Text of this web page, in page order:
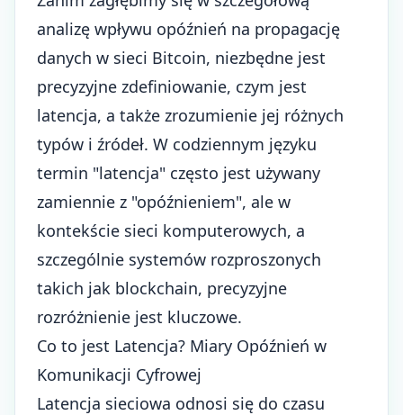
analizę wpływu opóźnień na propagację
danych w sieci Bitcoin, niezbędne jest
precyzyjne zdefiniowanie, czym jest
latencja, a także zrozumienie jej różnych
typów i źródeł. W codziennym języku
termin "latencja" często jest używany
zamiennie z "opóźnieniem", ale w
kontekście sieci komputerowych, a
szczególnie systemów rozproszonych
takich jak blockchain, precyzyjne
rozróżnienie jest kluczowe.
Co to jest Latencja? Miary Opóźnień w
Komunikacji Cyfrowej
Latencja sieciowa odnosi się do czasu